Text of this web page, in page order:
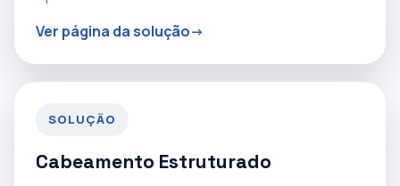
Ver página da solução
SOLUÇÃO
Cabeamento Estruturado